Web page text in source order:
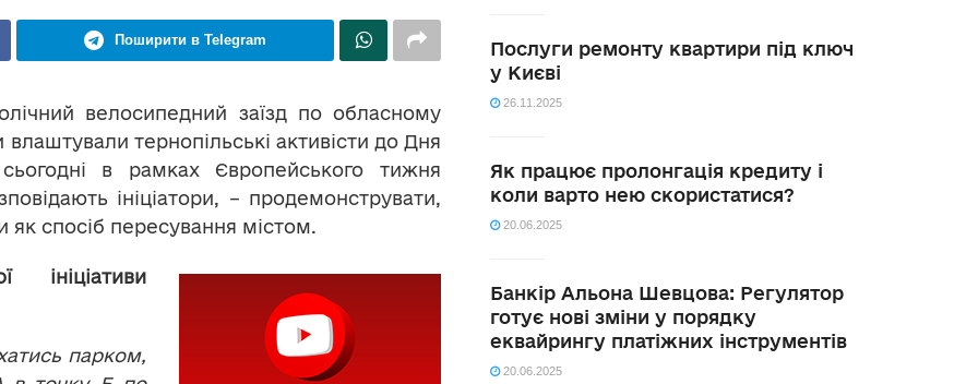
Поширити в Telegram
велосипедний заїзд по обласному
тернопільські активісти до Дня
в рамках Європейського тижня
ініціатори, – продемонструвати,
спосіб пересування містом.
ініціативи
парком,
Послуги ремонту квартири під ключ
у Києві
26.11.2025
Як працює пролонгація кредиту і
коли варто нею скористатися?
20.06.2025
Банкір Альона Шевцова: Регулятор
готує нові зміни у порядку
еквайрингу платіжних інструментів
20.06.2025